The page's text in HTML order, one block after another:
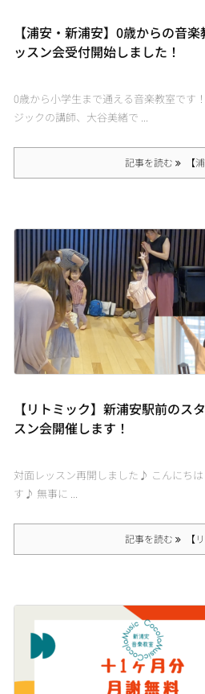
【浦安・新浦安】0歳からの音
ッスン会受付開始しました！
0歳から小学生まで通える音楽教室です
ジックの講師、大谷美緒で ...
記事を読む 【
【リトミック】新浦安駅前のス
スン会開催します！
対面レッスン再開しました♪ こんにち
す♪ 無事に ...
記事を読む 【